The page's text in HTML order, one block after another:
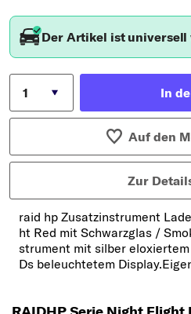
Der Artikel ist universell
In
Auf den
Zur
raid hp Zusatzinstrument
ht Red mit Schwarzglas /
strument mit silber
Ds beleuchtetem